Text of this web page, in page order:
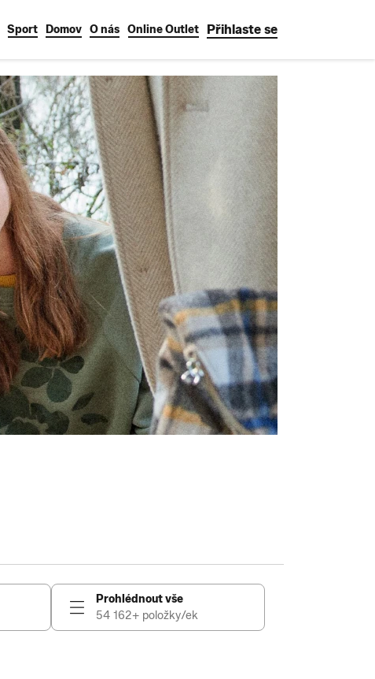
Sport Domov O nás Online Outlet Přihlaste se
Prohlédnout vše
54 162+ položky/ek